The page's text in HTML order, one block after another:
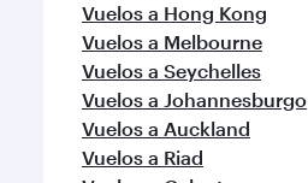
Vuelos a Hong Kong
Vuelos a Melbourne
Vuelos a Seychelles
Vuelos a Johannesburgo
Vuelos a Auckland
Vuelos a Riad